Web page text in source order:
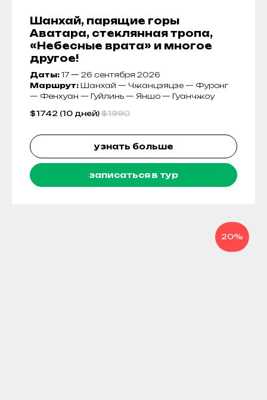
Шанхай, парящие горы
Аватара, стеклянная тропа,
«Небесные врата» и многое
другое!
Даты: 17 — 26 сентября 2026
Маршрут: Шанхай — Чжанцзяцзе — Фуронг
— Фенхуан — Гуйлинь — Яншо — Гуанчжоу
$1742 (10 дней) $1990
узнать больше
записаться в тур
20%